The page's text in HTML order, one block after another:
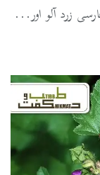
زرد آلو اور...